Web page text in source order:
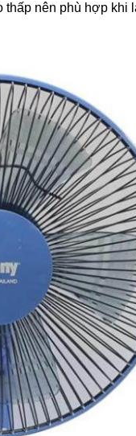
nên phù hợp khi